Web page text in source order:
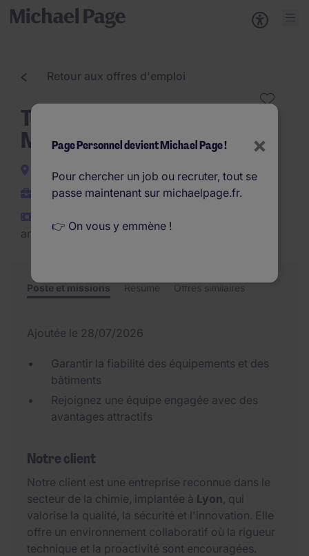
Retour aux offres d'emploi
Technicien(ne) de
Maintenance H/F
Lyon
CDI
an
Poste et missions Résumé Offres similaires
Ajoutée le 28/07/2026
Garantir la fiabilité des équipements et des
bâtiments
Rejoignez une équipe engagée avec des
avantages attractifs
Notre client
Notre client est une entreprise reconnue dans le
secteur de la chimie, implantée à Lyon, qui
valorise la qualité, la sécurité et l'innovation. Elle
offre un environnement collaboratif où la rigueur
technique et la proactivité sont encouragées.
×
Page Personnel devient Michael Page !
Pour chercher un job ou recruter, tout se
passe maintenant sur michaelpage.fr.
👉 On vous y emmène !